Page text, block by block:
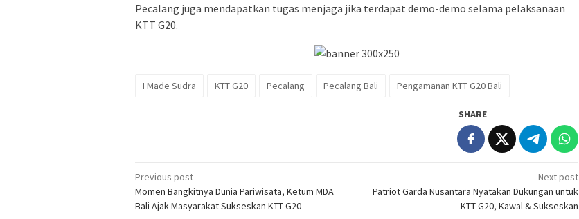
Pecalang juga mendapatkan tugas menjaga jika terdapat demo-demo selama pelaksanaan
KTT G20.
I Made Sudra KTT G20 Pecalang Pecalang Bali Pengamanan KTT G20 Bali
SHARE
Post
navigation
Previous post
Momen Bangkitnya Dunia Pariwisata, Ketum MDA
Bali Ajak Masyarakat Sukseskan KTT G20
Next post
Patriot Garda Nusantara Nyatakan Dukungan untuk
KTT G20, Kawal & Sukseskan